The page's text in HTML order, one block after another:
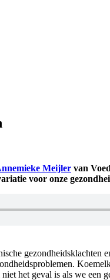
Meijler van
voor onze
het geval is als we